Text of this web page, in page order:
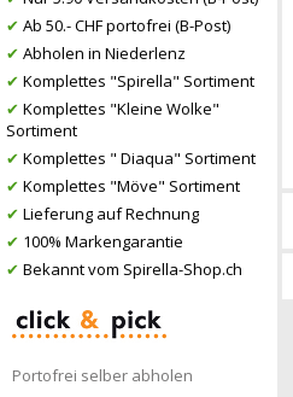
✔ Ab 50.- CHF portofrei (B-Post)
✔ Abholen in Niederlenz
✔ Komplettes "Spirella" Sortiment
✔ Komplettes "Kleine Wolke"
Sortiment
✔ Komplettes " Diaqua" Sortiment
✔ Komplettes "Möve" Sortiment
✔ Lieferung auf Rechnung
✔ 100% Markengarantie
✔ Bekannt vom Spirella-Shop.ch
Portofrei selber abholen